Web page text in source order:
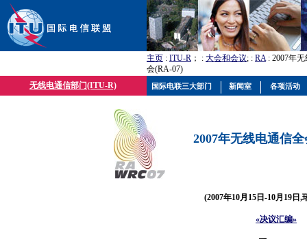
主页 : ITU-R ； : 大会和会议; : RA: 2007年
会(RA-07)
无线电通信部门(ITU-R)
2007年无线电通信
(2007年10月15日-10月19日,
«决议汇编»
国际电联三大部门 新闻室 各项活动